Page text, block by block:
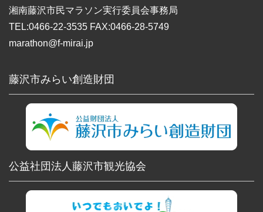
湘南藤沢市民マラソン実行委員会事務局
TEL:0466-22-3535 FAX:0466-28-5749
marathon@f-mirai.jp
藤沢市みらい創造財団
公益社団法人藤沢市観光協会